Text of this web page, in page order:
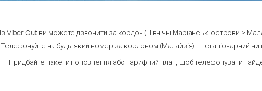
Із Viber Out ви можете дзвонити за кордон (Північні Маріанські острови >
Телефонуйте на будь-який номер за кордоном (Малайзія) — стаціонарний чи
Придбайте пакети поповнення або тарифний план, щоб телефонувати